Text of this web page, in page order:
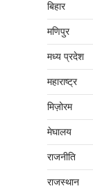
बिहार
मणिपुर
मध्‍य प्रदेश
महाराष्‍ट्र
मिज़ोरम
मेघालय
राजनीति
राजस्थान